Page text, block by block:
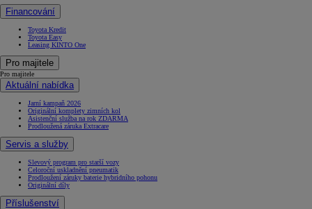
Financování
Toyota Kredit
Toyota Easy
Leasing KINTO One
Pro majitele
Pro majitele
Aktuální nabídka
Jarní kampaň 2026
Originální komplety zimních kol
Asistenční služba na rok ZDARMA
Prodloužená záruka Extracare
Servis a služby
Slevový program pro starší vozy
Celoroční uskladnění pneumatik
Prodloužení záruky baterie hybridního pohonu
Originální díly
Příslušenství